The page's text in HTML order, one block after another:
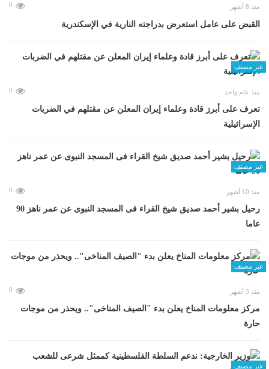
منذ 8 أشهر 0
القبض على عامل استعرض بدراجته النارية في الإسكندرية
غير مصنف
منذ عام واحد 0
تعرف على أبرز قادة وعلماء إيران المعلن عن مقتلهم في الضربات
الإسرائيلية
غير مصنف
منذ 10 أشهر 0
رحيل بشير أحمد صديق شيخ القراء فى المسجد النبوى عن عمر ناهز 90
عاما
غير مصنف
منذ 3 أشهر 0
مركز معلومات المناخ يعلن بدء "الصيف المناخى".. ويحذر من موجات
حارة
غير مصنف